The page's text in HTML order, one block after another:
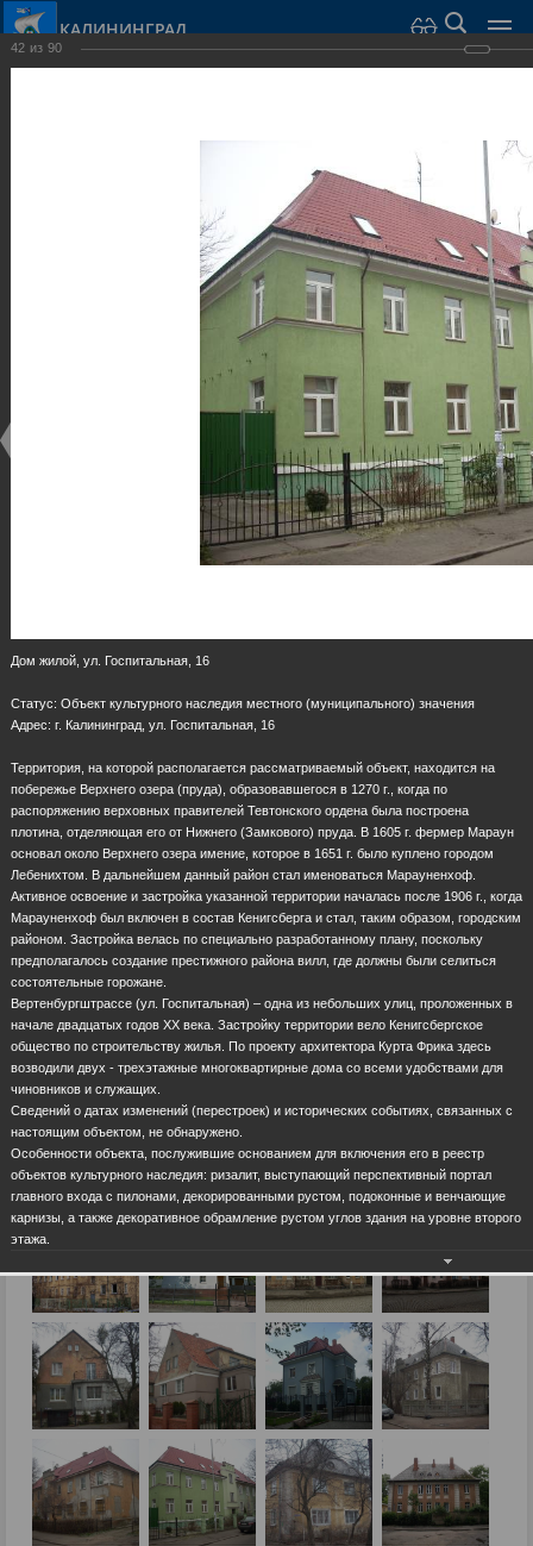
КАЛИНИНГРАД
42 из 90
Дом жилой, ул. Госпитальная, 16
Статус: Объект культурного наследия местного (муниципального) значения
Адрес: г. Калининград, ул. Госпитальная, 16
Территория, на которой располагается рассматриваемый объект, находится на
побережье Верхнего озера (пруда), образовавшегося в 1270 г., когда по
распоряжению верховных правителей Тевтонского ордена была построена
плотина, отделяющая его от Нижнего (Замкового) пруда. В 1605 г. фермер Мараун
основал около Верхнего озера имение, которое в 1651 г. было куплено городом
Лебенихтом. В дальнейшем данный район стал именоваться Марауненхоф.
Активное освоение и застройка указанной территории началась после 1906 г., когда
Марауненхоф был включен в состав Кенигсберга и стал, таким образом, городским
районом. Застройка велась по специально разработанному плану, поскольку
предполагалось создание престижного района вилл, где должны были селиться
состоятельные горожане.
Вертенбургштрассе (ул. Госпитальная) – одна из небольших улиц, проложенных в
начале двадцатых годов ХХ века. Застройку территории вело Кенигсбергское
общество по строительству жилья. По проекту архитектора Курта Фрика здесь
возводили двух - трехэтажные многоквартирные дома со всеми удобствами для
чиновников и служащих.
Сведений о датах изменений (перестроек) и исторических событиях, связанных с
настоящим объектом, не обнаружено.
Особенности объекта, послужившие основанием для включения его в реестр
объектов культурного наследия: ризалит, выступающий перспективный портал
главного входа с пилонами, декорированными рустом, подоконные и венчающие
карнизы, а также декоративное обрамление рустом углов здания на уровне второго
этажа.